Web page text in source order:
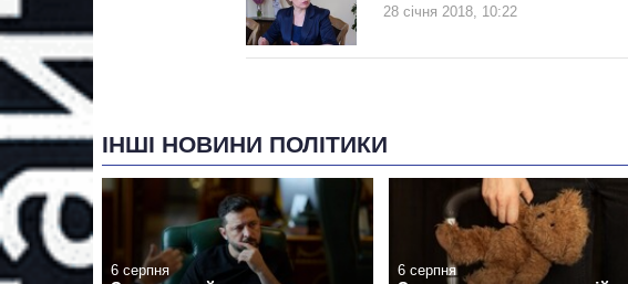
28 січня 2018, 10:22
ІНШІ НОВИНИ ПОЛІТИКИ
6 серпня 6 серпня